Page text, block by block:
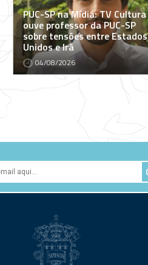
PUC-SP na Mídia: TV Cultura
ouve professor da PUC-SP
sobre tensões entre Estados
Unidos e Irã
04/08/2026